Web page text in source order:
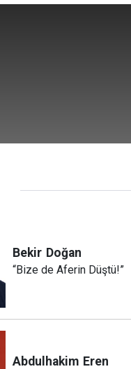
Bekir Doğan
“Bize de Aferin Düştü!”
Abdulhakim Eren